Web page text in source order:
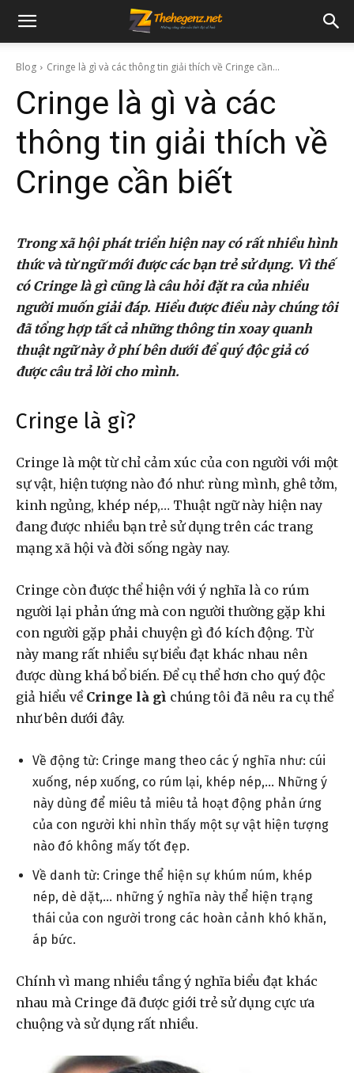
Blog Cringe là gì và các thông tin giải thích về Cringe cần...
Cringe là gì và các
thông tin giải thích về
Cringe cần biết
Trong xã hội phát triển hiện nay có rất nhiều hình
thức và từ ngữ mới được các bạn trẻ sử dụng. Vì thế
có Cringe là gì cũng là câu hỏi đặt ra của nhiều
người muốn giải đáp. Hiểu được điều này chúng tôi
đã tổng hợp tất cả những thông tin xoay quanh
thuật ngữ này ở phí bên dưới để quý độc giả có
được câu trả lời cho mình.
Cringe là gì?
Cringe là một từ chỉ cảm xúc của con người với một
sự vật, hiện tượng nào đó như: rùng mình, ghê tởm,
kinh ngủng, khép nép,… Thuật ngữ này hiện nay
đang được nhiều bạn trẻ sử dụng trên các trang
mạng xã hội và đời sống ngày nay.
Cringe còn được thể hiện với ý nghĩa là co rúm
người lại phản ứng mà con người thường gặp khi
con người gặp phải chuyện gì đó kích động. Từ
này mang rất nhiều sự biểu đạt khác nhau nên
được dùng khá bổ biến. Để cụ thể hơn cho quý độc
giả hiểu về Cringe là gì chúng tôi đã nêu ra cụ thể
như bên dưới đây.
Về động từ: Cringe mang theo các ý nghĩa như: cúi
xuống, nép xuống, co rúm lại, khép nép,… Những ý
này dùng để miêu tả miêu tả hoạt động phản ứng
của con người khi nhìn thấy một sự vật hiện tượng
nào đó không mấy tốt đẹp.
Về danh từ: Cringe thể hiện sự khúm núm, khép
nép, dè dặt,… những ý nghĩa này thể hiện trạng
thái của con người trong các hoàn cảnh khó khăn,
áp bức.
Chính vì mang nhiều tầng ý nghĩa biểu đạt khác
nhau mà Cringe đã được giới trẻ sử dụng cực ưa
chuộng và sử dụng rất nhiều.